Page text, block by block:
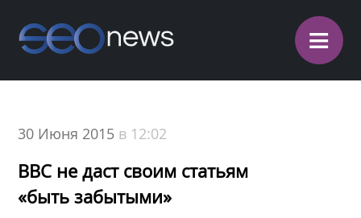
≡
30 Июня 2015 в 12:02
BBC не даст своим статьям
«быть забытыми»